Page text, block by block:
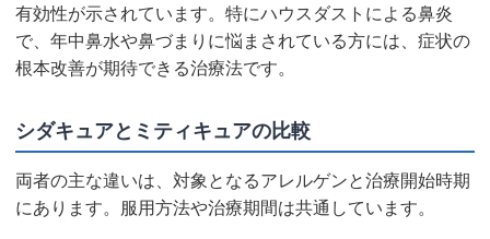
有効性が示されています。特にハウスダストによる鼻炎
で、年中鼻水や鼻づまりに悩まされている方には、症状の
根本改善が期待できる治療法です。
シダキュアとミティキュアの比較
両者の主な違いは、対象となるアレルゲンと治療開始時期
にあります。服用方法や治療期間は共通しています。